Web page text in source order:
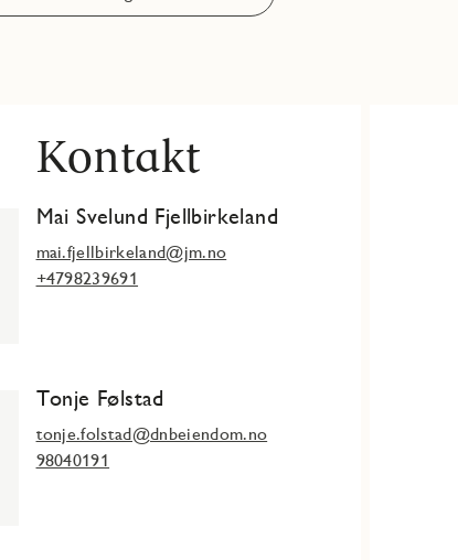
Kontakt
Mai Svelund Fjellbirkeland
mai.fjellbirkeland@jm.no
+4798239691
Tonje Følstad
tonje.folstad@dnbeiendom.no
98040191